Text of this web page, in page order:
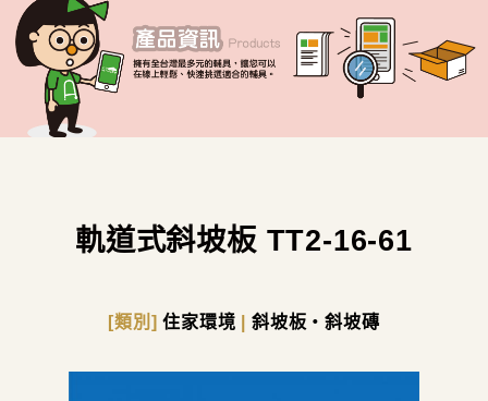
軌道式斜坡板 TT2-16-61
[類別]住家環境 斜坡板・斜坡磚